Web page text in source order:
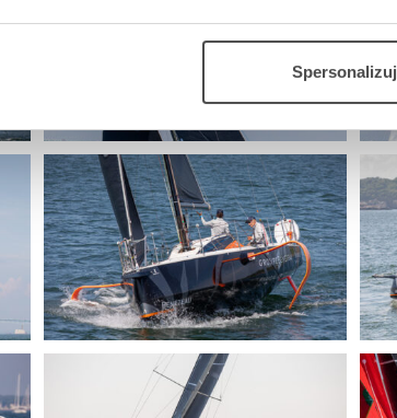
Spersonalizuj